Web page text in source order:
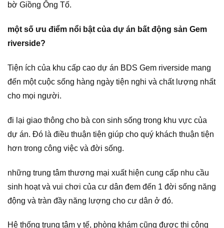
bờ Giồng Ông Tố.
một số ưu điểm nổi bật của dự án bất động sản Gem
riverside?
Tiện ích của khu cấp cao dự án BDS Gem riverside mang
đến một cuộc sống hàng ngày tiện nghi và chất lượng nhất
cho mọi người.
đi lại giao thông cho bà con sinh sống trong khu vực của
dự án. Đó là điều thuận tiện giúp cho quý khách thuận tiện
hơn trong công việc và đời sống.
những trung tâm thương mại xuất hiện cung cấp nhu cầu
sinh hoạt và vui chơi của cư dân đem đến 1 đời sống năng
động và tràn đầy năng lượng cho cư dân ở đó.
Hệ thống trung tâm y tế, phòng khám cũng được thi công